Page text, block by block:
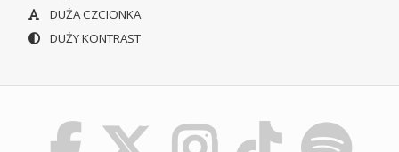
DUŻA CZCIONKA
DUŻY KONTRAST